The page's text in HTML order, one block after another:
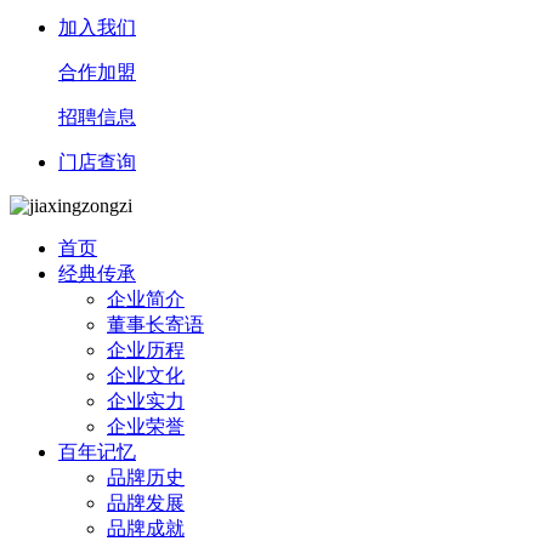
加入我们
合作加盟
招聘信息
门店查询
首页
经典传承
企业简介
董事长寄语
企业历程
企业文化
企业实力
企业荣誉
百年记忆
品牌历史
品牌发展
品牌成就